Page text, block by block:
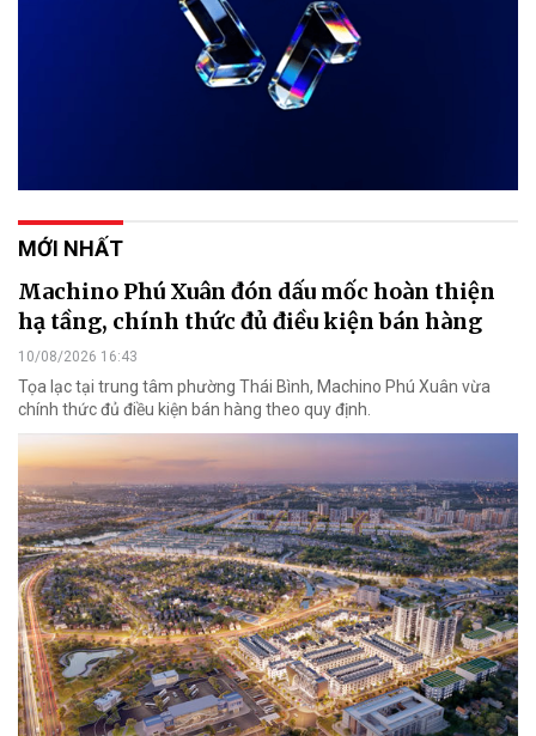
MỚI NHẤT
Machino Phú Xuân đón dấu mốc hoàn thiện
hạ tầng, chính thức đủ điều kiện bán hàng
10/08/2026 16:43
Tọa lạc tại trung tâm phường Thái Bình, Machino Phú Xuân vừa
chính thức đủ điều kiện bán hàng theo quy định.